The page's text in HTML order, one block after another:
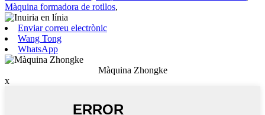
Màquina formadora de rotllos,
Enviar correu electrònic
Wang Tong
WhatsApp
Màquina Zhongke
x